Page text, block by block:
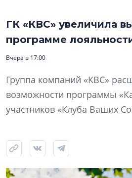
ГК «КВС» увеличила
программе
Вчера в 17:00
Группа компаний «КВС»
возможности программы
участников «Клуба Ваших